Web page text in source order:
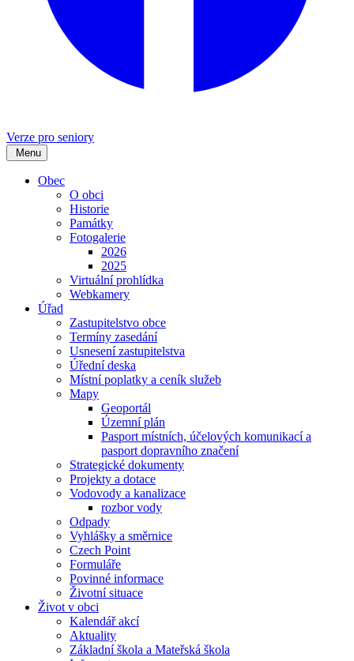
Verze pro seniory
Menu
Obec
O obci
Historie
Památky
Fotogalerie
2026
2025
Virtuální prohlídka
Webkamery
Úřad
Zastupitelstvo obce
Termíny zasedání
Usnesení zastupitelstva
Úřední deska
Místní poplatky a ceník služeb
Mapy
Geoportál
Územní plán
Pasport místních, účelových komunikací a
pasport dopravního značení
Strategické dokumenty
Projekty a dotace
Vodovody a kanalizace
rozbor vody
Odpady
Vyhlášky a směrnice
Czech Point
Formuláře
Povinné informace
Životní situace
Život v obci
Kalendář akcí
Aktuality
Základní škola a Mateřská škola